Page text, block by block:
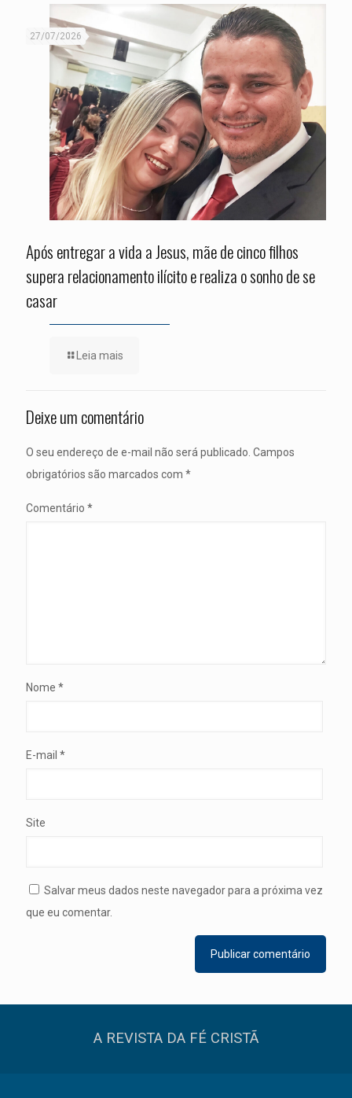
27/07/2026
Após entregar a vida a Jesus, mãe de cinco filhos
supera relacionamento ilícito e realiza o sonho de se
casar
Leia mais
Deixe um comentário
O seu endereço de e-mail não será publicado. Campos
obrigatórios são marcados com *
Comentário *
Nome *
E-mail *
Site
Salvar meus dados neste navegador para a próxima vez
que eu comentar.
A REVISTA DA FÉ CRISTÃ